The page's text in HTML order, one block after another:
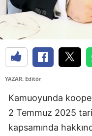
YAZAR: Editör
Kamuoyunda
2 Temmuz 2025
kapsamında